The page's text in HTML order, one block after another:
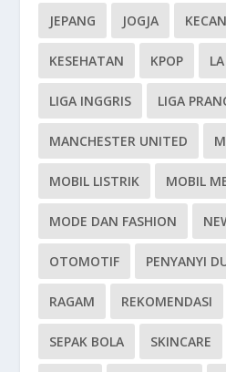
JEPANG JOGJA
KESEHATAN KPOP
LIGA INGGRIS LIGA
MANCHESTER UNITED
MOBIL LISTRIK MOBIL
MODE DAN FASHION
OTOMOTIF PENYANYI
RAGAM REKOMENDASI
SEPAK BOLA SKINCARE